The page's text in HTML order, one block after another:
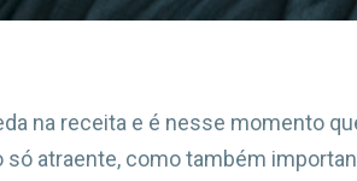
na receita e é nesse momento
só atraente, como também